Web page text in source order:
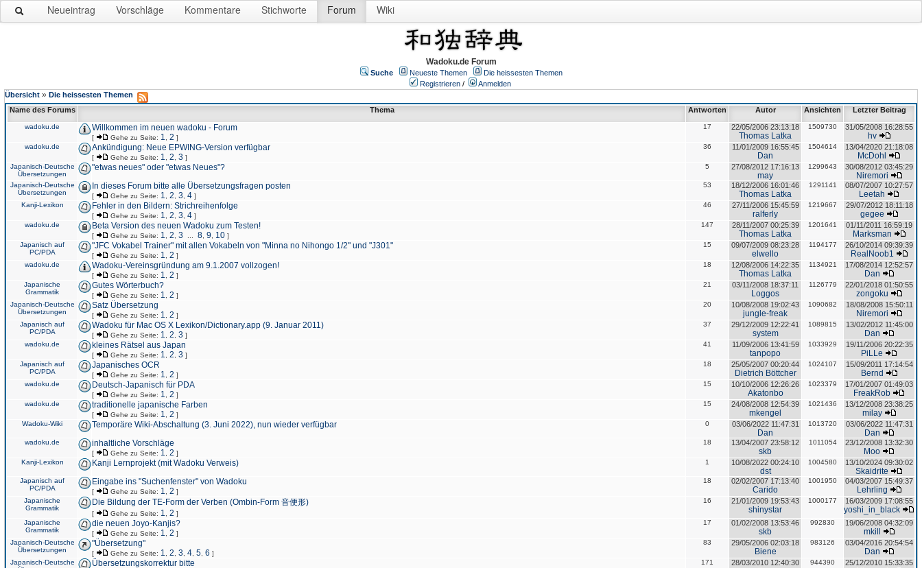
Neueintrag Vorschläge Kommentare Stichworte Forum Wiki
Wadoku.de Forum
Suche Neueste Themen
Die heissesten Themen
Registrieren /
Anmelden
Übersicht » Die heissesten Themen
Name des Forums
Thema Antworten Autor Ansichten Letzter Beitrag
wadoku.de Willkommen im neuen wadoku - Forum
[ Gehe zu Seite: 1 2 ]
17 22/05/2006 23:13:18
Thomas Latka
1509730 31/05/2008 16:28:55
hv
wadoku.de Ankündigung: Neue EPWING-Version verfügbar
[ Gehe zu Seite: 1 2 3 ]
36 11/01/2009 16:55:45
Dan
1504614 13/04/2020 21:18:08
McDohl
Japanisch-Deutsche
Übersetzungen
"etwas neues" oder "etwas Neues"? 5 27/08/2012 17:16:13
may
1299643 30/08/2012 03:45:29
Niremori
Japanisch-Deutsche
Übersetzungen
In dieses Forum bitte alle Übersetzungsfragen posten
[ Gehe zu Seite: 1 2 3 4 ]
53 18/12/2006 16:01:46
Thomas Latka
1291141 08/07/2007 10:27:57
Leetah
Kanji-Lexikon Fehler in den Bildern: Strichreihenfolge
[ Gehe zu Seite: 1 2 3 4 ]
46 27/11/2006 15:45:59
ralferly
1219667 29/07/2012 18:11:18
gegee
wadoku.de Beta Version des neuen Wadoku zum Testen!
[ Gehe zu Seite: 1 2 3 8 9 10 ]
147 28/11/2007 00:25:39
Thomas Latka
1201641 01/11/2011 16:59:19
Marksman
Japanisch auf
PC/PDA
"JFC Vokabel Trainer" mit allen Vokabeln von "Minna no Nihongo 1/2" und "J301"
[ Gehe zu Seite: 1 2 ]
15 09/07/2009 08:23:28
elwello
1194177 26/10/2014 09:39:39
RealNoob1
wadoku.de Wadoku-Vereinsgründung am 9.1.2007 vollzogen!
[ Gehe zu Seite: 1 2 ]
18 12/08/2006 14:22:35
Thomas Latka
1134921 17/08/2014 12:52:57
Dan
Japanische
Grammatik
Gutes Wörterbuch?
[ Gehe zu Seite: 1 2 ]
21 03/11/2008 18:37:11
Loggos
1126779 22/01/2018 01:50:55
zongoku
Japanisch-Deutsche
Übersetzungen
Satz Übersetzung
[ Gehe zu Seite: 1 2 ]
20 10/08/2008 19:02:43
jungle-freak
1090682 18/08/2008 15:50:11
Niremori
Japanisch auf
PC/PDA
Wadoku für Mac OS X Lexikon/Dictionary.app (9. Januar 2011)
[ Gehe zu Seite: 1 2 3 ]
37 29/12/2009 12:22:41
system
1089815 13/02/2012 11:45:00
Dan
wadoku.de kleines Rätsel aus Japan
[ Gehe zu Seite: 1 2 3 ]
41 11/09/2006 13:41:59
tanpopo
1033929 19/11/2006 20:22:35
PiLLe
Japanisch auf
PC/PDA
Japanisches OCR
[ Gehe zu Seite: 1 2 ]
18 25/05/2007 00:20:44
Dietrich Böttcher
1024107 15/09/2011 17:14:54
Bernd
wadoku.de Deutsch-Japanisch für PDA
[ Gehe zu Seite: 1 2 ]
15 10/10/2006 12:26:26
Akatonbo
1023379 17/01/2007 01:49:03
FreakRob
wadoku.de traditionelle japanische Farben
[ Gehe zu Seite: 1 2 ]
15 24/08/2008 12:54:39
mkengel
1021436 13/12/2008 23:38:25
milay
Wadoku-Wiki Temporäre Wiki-Abschaltung (3. Juni 2022), nun wieder verfügbar 0 03/06/2022 11:47:31
Dan
1013720 03/06/2022 11:47:31
Dan
wadoku.de inhaltliche Vorschläge
[ Gehe zu Seite: 1 2 ]
18 13/04/2007 23:58:12
skb
1011054 23/12/2008 13:32:30
Moo
Kanji-Lexikon Kanji Lernprojekt (mit Wadoku Verweis) 1 10/08/2022 00:24:10
dst
1004580 13/10/2024 09:30:02
Skaidrite
Japanisch auf
PC/PDA
Eingabe ins "Suchenfenster" von Wadoku
[ Gehe zu Seite: 1 2 ]
18 02/02/2007 17:13:40
Carido
1001950 04/03/2007 15:49:37
Lehrling
Japanische
Grammatik
Die Bildung der TE-Form der Verben (Ombin-Form 音便形)
[ Gehe zu Seite: 1 2 ]
16 21/01/2009 19:53:43
shinystar
1000177 16/03/2009 17:08:55
yoshi_in_black
Japanische
Grammatik
die neuen Joyo-Kanjis?
[ Gehe zu Seite: 1 2 ]
17 01/02/2008 13:53:46
skb
992830 19/06/2008 04:32:09
mkill
Japanisch-Deutsche
Übersetzungen
"Übersetzung"
[ Gehe zu Seite: 1 2 3 4 5 6 ]
83 29/05/2006 02:03:18
Biene
983126 03/04/2016 20:54:54
Dan
Japanisch-Deutsche
Übersetzungskorrektur bitte 171 28/03/2010 12:40:30 944390 25/12/2010 15:33:35